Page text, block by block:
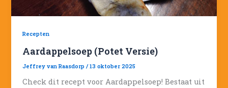
Recepten
Aardappelsoep (Potet Versie)
Jeffrey van Raasdorp/13 oktober 2025
Check dit recept voor Aardappelsoep! Bestaat uit